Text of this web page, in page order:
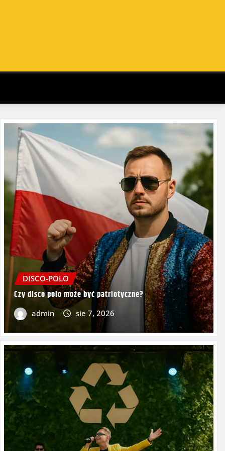
DISCO-POLO
Czy disco polo może być patriotyczne?
admin sie 7, 2026